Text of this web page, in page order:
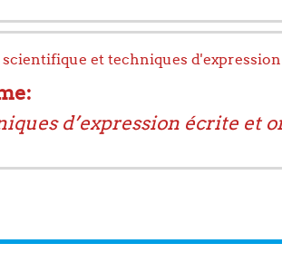
et techniques d'expression
d’expression écrite et
diction